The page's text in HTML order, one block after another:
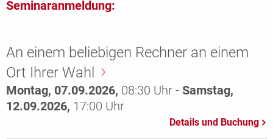
Seminaranmeldung:
An einem beliebigen Rechner an einem
Ort Ihrer Wahl
Montag, 07.09.2026, 08:30 Uhr - Samstag,
12.09.2026, 17:00 Uhr